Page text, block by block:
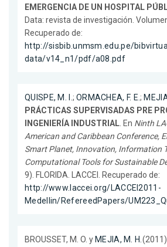
EMERGENCIA DE UN HOSPITAL
Data: revista de investigación.
Recuperado de:
http://sisbib.unmsm.edu.pe/
data/v14_n1/pdf/a08.pdf
QUISPE, M. I.; ORMACHEA, F. E.;
PRÁCTICAS SUPERVISADAS PRE
INGENIERÍA INDUSTRIAL. En Ninth
American and Caribbean Conference,
Smart Planet, Innovation, Information
Computational Tools for Sustainable
9). FLORIDA. LACCEI. Recuperado de:
http://www.laccei.org/LACCEI2011-
Medellin/RefereedPapers/
BROUSSET, M. O. y MEJIA, M. H.